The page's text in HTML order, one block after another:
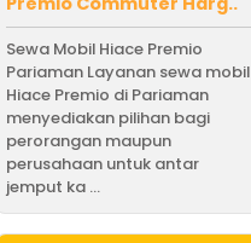
Sewa Mobil Hiace Premio
Pariaman Layanan sewa mobil
Hiace Premio di Pariaman
menyediakan pilihan bagi
perorangan maupun
perusahaan untuk antar
jemput ka ...